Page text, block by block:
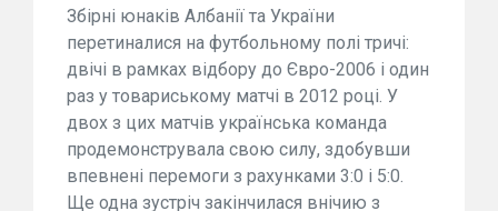
Збірні юнаків Албанії та України
перетиналися на футбольному полі тричі:
двічі в рамках відбору до Євро-2006 і один
раз у товариському матчі в 2012 році. У
двох з цих матчів українська команда
продемонструвала свою силу, здобувши
впевнені перемоги з рахунками 3:0 і 5:0.
Ще одна зустріч закінчилася внічию з